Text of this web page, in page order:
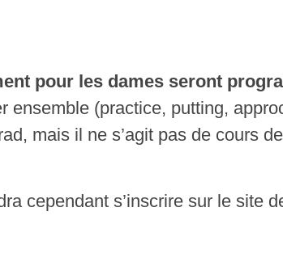
pour les dames seront
ensemble (practice, putting,
mais il ne s’agit pas de cours
cependant s’inscrire sur le site